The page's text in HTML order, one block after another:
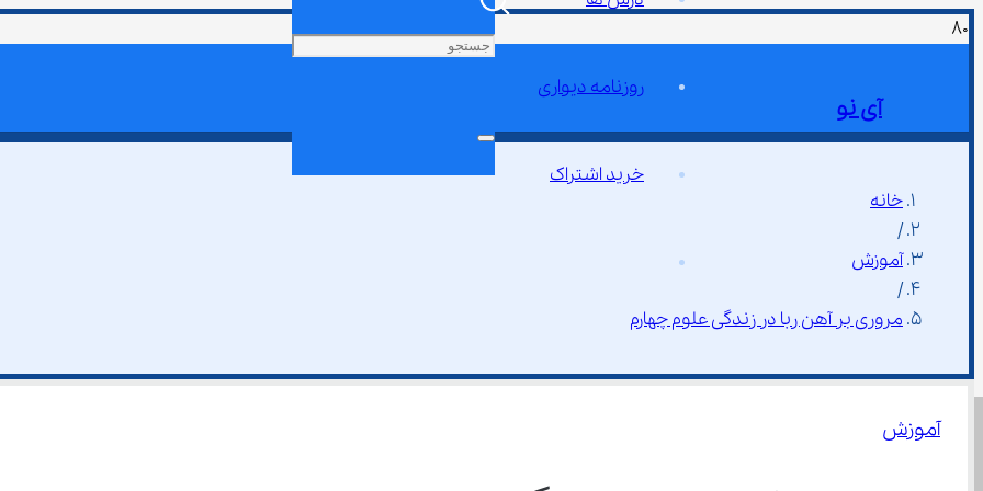
آی نو
روزنامه دیواری
خرید اشتراک
خانه
/
آموزش
/
مروری بر آهن ربا در زندگی علوم چهارم
آموزش